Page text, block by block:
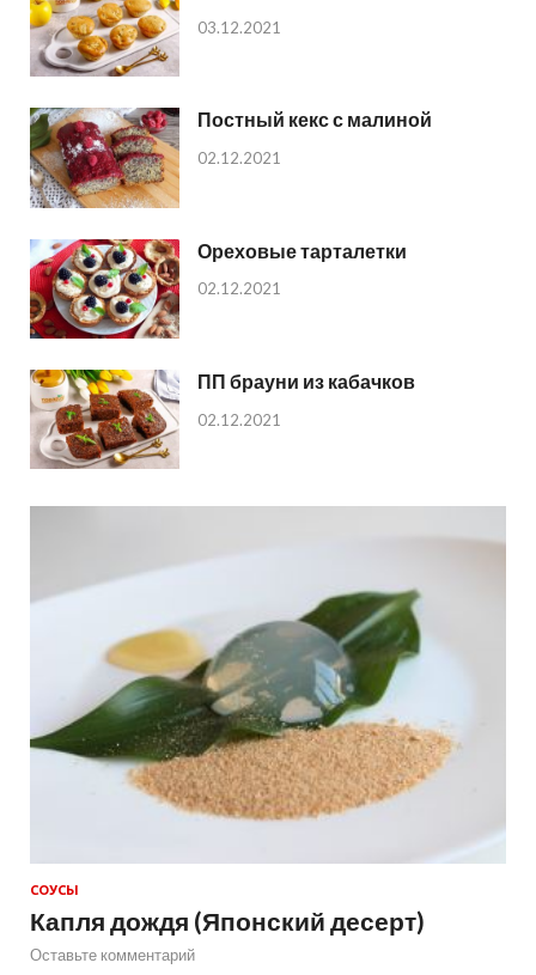
03.12.2021
Постный кекс с малиной
02.12.2021
Ореховые тарталетки
02.12.2021
ПП брауни из кабачков
02.12.2021
СОУСЫ
Капля дождя (Японский десерт)
Оставьте комментарий